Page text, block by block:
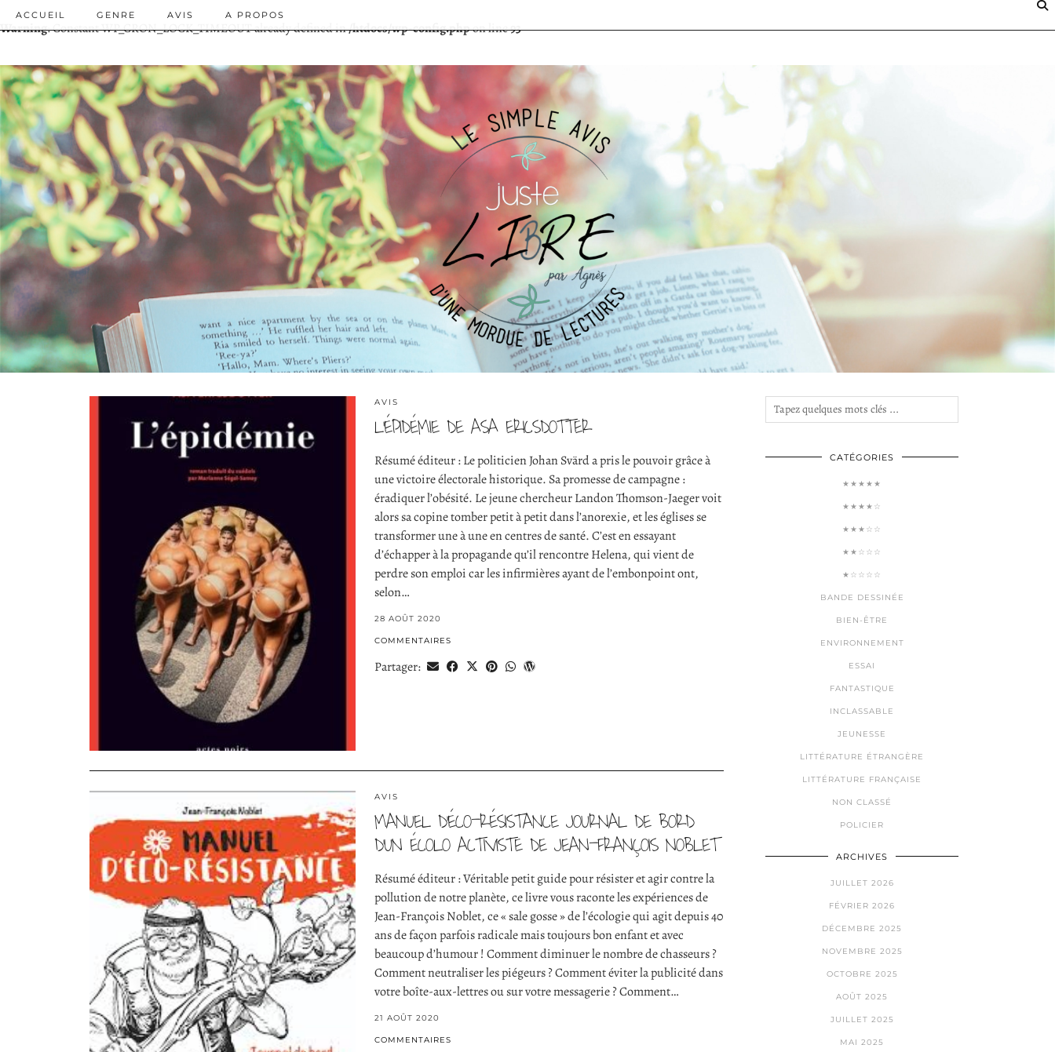
Warning: Constant WP_CRON_LOCK_TIMEOUT already defined in/htdocs/wp-config.phpon line93
ACCUEIL GENRE AVIS A PROPOS
AVIS
L’ÉPIDÉMIE DE ASA ERICSDOTTER
Résumé éditeur : Le politicien Johan Svärd a pris le pouvoir grâce à
une victoire électorale historique. Sa promesse de campagne :
éradiquer l’obésité. Le jeune chercheur Landon Thomson-Jaeger voit
alors sa copine tomber petit à petit dans l’anorexie, et les églises se
transformer une à une en centres de santé. C’est en essayant
d’échapper à la propagande qu’il rencontre Helena, qui vient de
perdre son emploi car les infirmières ayant de l’embonpoint ont,
selon…
28 AOÛT 2020
COMMENTAIRES
Partager:
AVIS
MANUEL D’ÉCO-RÉSISTANCE JOURNAL DE BORD
D’UN ÉCOLO ACTIVISTE DE JEAN-FRANÇOIS NOBLET
Résumé éditeur : Véritable petit guide pour résister et agir contre la
pollution de notre planète, ce livre vous raconte les expériences de
Jean-François Noblet, ce « sale gosse » de l’écologie qui agit depuis 40
ans de façon parfois radicale mais toujours bon enfant et avec
beaucoup d’humour ! Comment diminuer le nombre de chasseurs ?
Comment neutraliser les piégeurs ? Comment éviter la publicité dans
votre boîte-aux-lettres ou sur votre messagerie ? Comment…
21 AOÛT 2020
COMMENTAIRES
CATÉGORIES
★★★★★
★★★★☆
★★★☆☆
★★☆☆☆
★☆☆☆☆
BANDE DESSINÉE
BIEN-ÊTRE
ENVIRONNEMENT
ESSAI
FANTASTIQUE
INCLASSABLE
JEUNESSE
LITTÉRATURE ÉTRANGÈRE
LITTÉRATURE FRANÇAISE
NON CLASSÉ
POLICIER
ARCHIVES
JUILLET 2026
FÉVRIER 2026
DÉCEMBRE 2025
NOVEMBRE 2025
OCTOBRE 2025
AOÛT 2025
JUILLET 2025
MAI 2025